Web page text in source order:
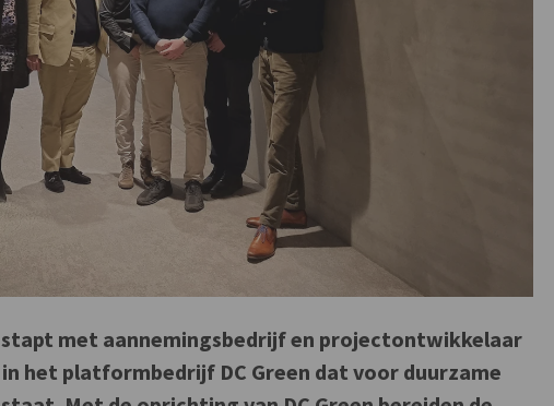
stapt met aannemingsbedrijf en projectontwikkelaar
in het platformbedrijf DC Green dat voor duurzame